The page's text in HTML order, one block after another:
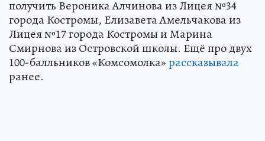
получить Вероника Алчинова из Лицея №34
города Костромы, Елизавета Амельчакова из
Лицея №17 города Костромы и Марина
Смирнова из Островской школы. Ещё про двух
100-балльников «Комсомолка»рассказывала
ранее.